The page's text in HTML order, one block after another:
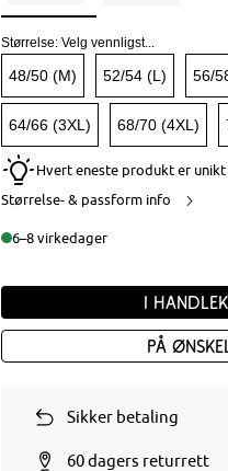
Størrelse:Velg vennligst...
48/50 (M) 52/54 (L) 56/
64/66 (3XL) 68/70 (4XL)
Hvert eneste produkt er unikt
Størrelse- & passform info
6–8 virkedager
I
På
Sikker betaling
60 dagers returrett